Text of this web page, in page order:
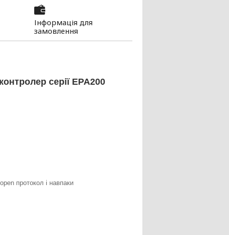
Інформація для
замовлення
серії EPA200
протокол і навпаки